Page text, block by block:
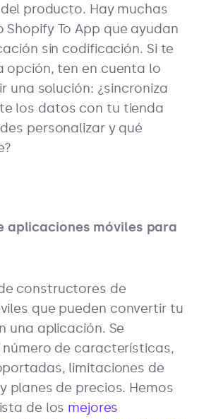
producto. Hay muchas
Shopify To App que ayudan
sin codificación. Si te
opción, ten en cuenta lo
una solución: ¿sincroniza
los datos con tu tienda
personalizar y qué
aplicaciones móviles para
constructores de
que pueden convertir tu
una aplicación. Se
número de características,
limitaciones de
planes de precios. Hemos
de los mejores